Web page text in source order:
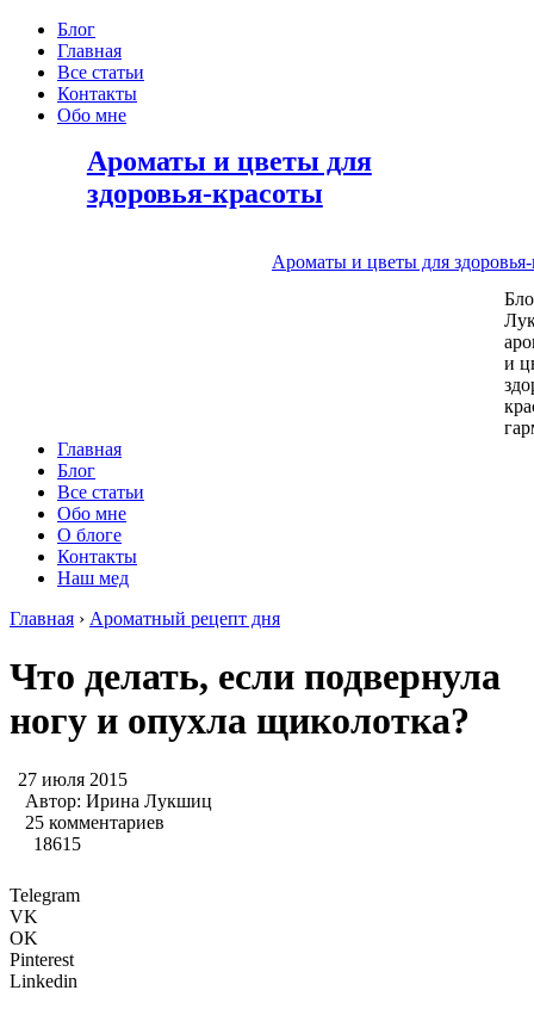
Блог
Главная
Все статьи
Контакты
Обо мне
Ароматы и цветы для
здоровья-красоты
Ароматы и цветы для
и
Главная
Блог
Все статьи
Обо мне
О блоге
Контакты
Наш мед
Главная › Ароматный рецепт дня
Что делать, если подвернула
ногу и опухла щиколотка?
27 июля 2015
Автор: Ирина Лукшиц
25 комментариев
18615
Telegram
VK
OK
Pinterest
Linkedin